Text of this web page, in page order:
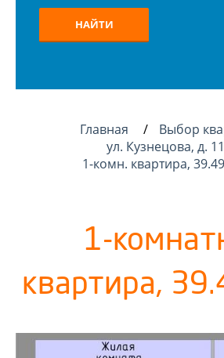
НАЙТИ
Главная
Выбор
ул. Кузнецова, д. 11
1-комн. квартира,
1-
квартира,